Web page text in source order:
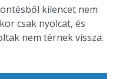
kilencet nem
csak nyolcat, és
nem térnek vissza.